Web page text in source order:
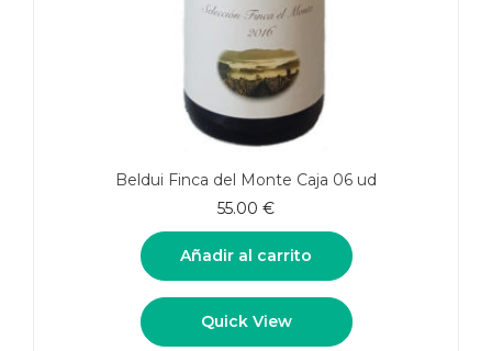
Beldui Finca del Monte Caja 06 ud
55.00 €
Añadir al carrito
Quick View